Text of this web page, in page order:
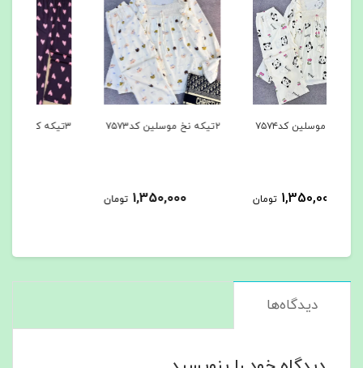
۲تیکه نخ موسلین کد۷۵۷۳
1,350,000
۳تیکه کد۷۵۶۲
963,000
دیدگاه‌ها